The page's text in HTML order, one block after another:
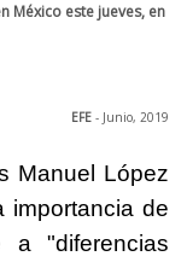
México este jueves, en
EFE - Junio, 2019
Manuel López
importancia de
a "diferencias